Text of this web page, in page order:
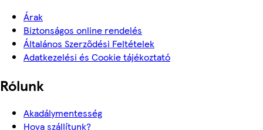
Árak
Biztonságos online rendelés
Általános Szerződési Feltételek
Adatkezelési és Cookie tájékoztató
Rólunk
Akadálymentesség
Hova szállítunk?